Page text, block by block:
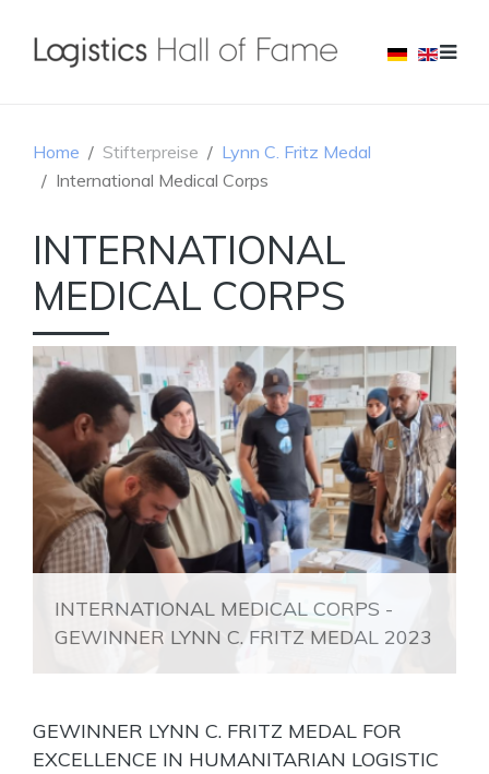
Home Stifterpreise
Lynn C. Fritz Medal
International Medical Corps
INTERNATIONAL
MEDICAL CORPS
INTERNATIONAL MEDICAL CORPS -
GEWINNER LYNN C. FRITZ MEDAL 2023
GEWINNER LYNN C. FRITZ MEDAL FOR
EXCELLENCE IN HUMANITARIAN LOGISTIC